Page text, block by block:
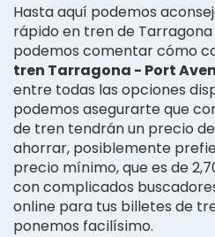
Hasta aquí podemos
rápido en tren de
podemos comentar cómo
tren Tarragona - Port
entre todas las opciones
podemos asegurarte que
de tren tendrán un precio
ahorrar, posiblemente
precio mínimo, que es de
con complicados
online para tus billetes de
ponemos facilísimo.